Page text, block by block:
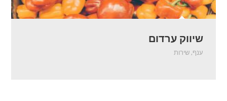
שיווק ערדום
ענף, שירות